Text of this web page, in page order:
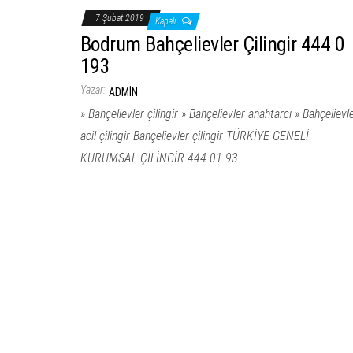
7 Şubat 2019 Kapalı
Bodrum Bahçelievler Çilingir 444 0
193
Yazar: ADMIN
» Bahçelievler çilingir » Bahçelievler anahtarcı »
acil çilingir Bahçelievler çilingir TÜRKİYE GENELİ
KURUMSAL ÇİLİNGİR 444 01 93 –…